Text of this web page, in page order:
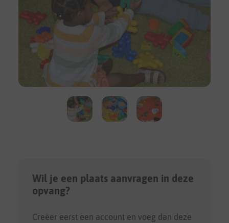
Wil je een plaats aanvragen in deze
opvang?
Creëer eerst een account en voeg dan deze